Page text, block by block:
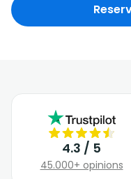
4.3 / 5
45.000+ opinions